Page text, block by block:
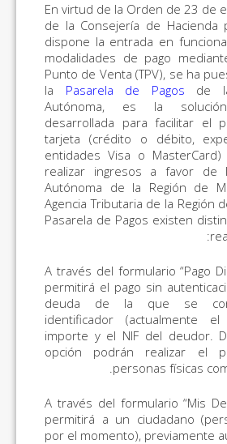
En virtud de la Orden de 23 de
de la Consejería de
dispone la entrada en
modalidades de pago
Punto de Venta (TPV), se ha
la Pasarela de Pagos de
Autónoma, es la
desarrollada para facilitar el
tarjeta (crédito o débito,
entidades Visa o
realizar ingresos a favor de
Autónoma de la Región de
Agencia Tributaria de la Región
Pasarela de Pagos existen
A través del formulario “Pago
permitirá el pago sin
deuda de la que se
identificador (actualmente
importe y el NIF del deudor.
opción podrán realizar el
personas físicas
A través del formulario “Mis
permitirá a un ciudadano
por el momento), previamente